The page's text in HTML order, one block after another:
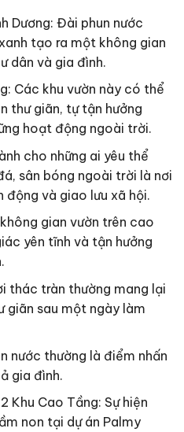
Dương: Đài phun nước
tạo ra một không gian
dân và gia đình.
Các khu vườn này có thể
thư giãn, tự tận hưởng
hoạt động ngoài trời.
cho những ai yêu thể
sân bóng ngoài trời là nơi
động và giao lưu xã hội.
gian vườn trên cao
yên tĩnh và tận hưởng
thác tràn thường mang lại
giãn sau một ngày làm
nước thường là điểm nhấn
gia đình.
Khu Cao Tầng: Sự hiện
non tại dự án Palmy